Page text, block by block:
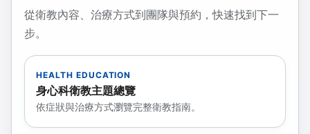
從衛教內容、治療方式到團隊與預約，快速找到下一
步。
HEALTH EDUCATION
身心科衛教主題總覽
依症狀與治療方式瀏覽完整衛教指南。